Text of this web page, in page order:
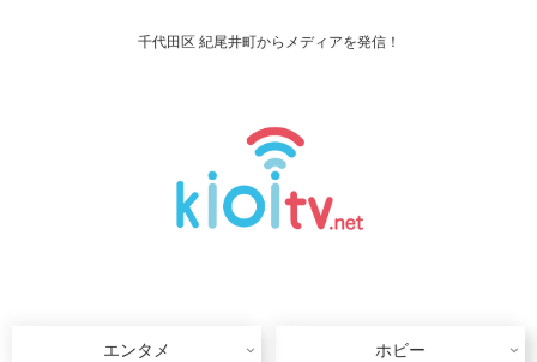
千代田区 紀尾井町からメディアを発信！
エンタメ ホビー